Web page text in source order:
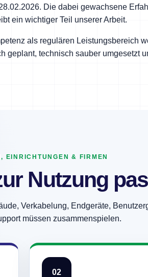
Die dabei gewachsene
ein wichtiger Teil unserer Arbeit.
als regulären Leistungsbereich
geplant, technisch sauber umgesetzt
EINRICHTUNGEN & FIRMEN
Nutzung
Verkabelung, Endgeräte,
müssen zusammenspielen.
02